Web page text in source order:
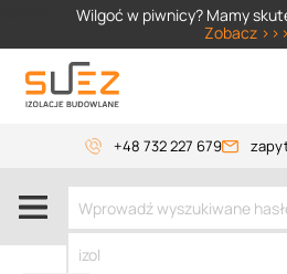
Wilgoć w piwnicy? Mamy
Zobacz >>>
+48 732 227 679